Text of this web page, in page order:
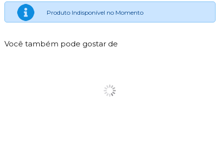
Produto Indisponível no Momento
Você também pode gostar de